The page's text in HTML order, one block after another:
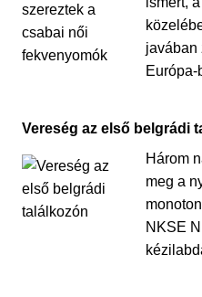
javában
Vereség az első belgrádi
Három
meg a
NKSE